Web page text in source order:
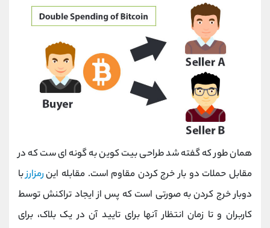
همان طور که گفته شد طراحی بیت کوین به گونه ای ست که در
مقابل حملات دو بار خرج کردن مقاوم است. مقابله اینرمزارزبا
دوبار خرج کردن به صورتی است که پس از ایجاد تراکنش توسط
کاربران و تا زمان انتظار آنها برای تایید آن در یک بلاک، برای